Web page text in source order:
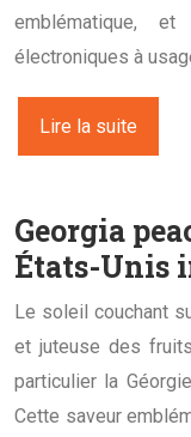
emblématique,
électroniques à
Lire la suite
Georgia
États-Unis
Le soleil couchant
et juteuse des
particulier la
Cette saveur